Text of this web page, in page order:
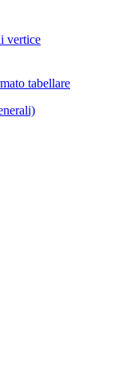
vertice
tabellare